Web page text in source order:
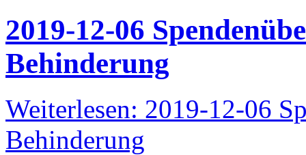
2019-12-06
Behinderung
Weiterlesen: 2019-12-06
Behinderung